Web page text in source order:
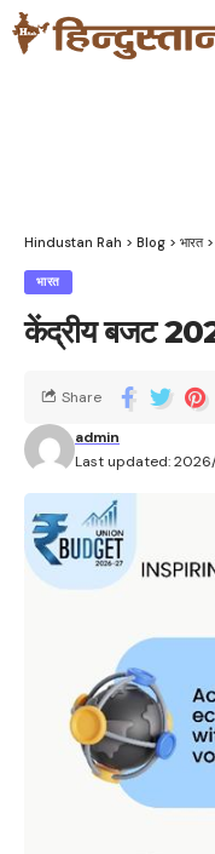
Hindustan Rah > Blog > भारत>
भारत
केंद्रीय बजट
Last updated: 2026/
admin
Share